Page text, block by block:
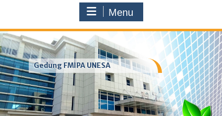
Menu
Gedung FMIPA UNESA